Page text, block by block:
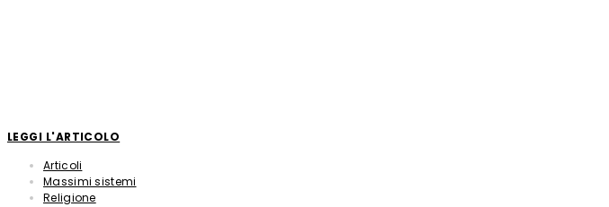
LEGGI L'ARTICOLO
Articoli
Massimi sistemi
Religione